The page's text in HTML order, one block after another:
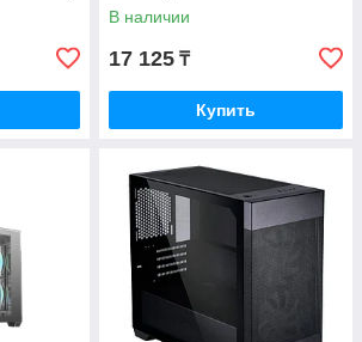
В наличии
17 125 ₸
Купить